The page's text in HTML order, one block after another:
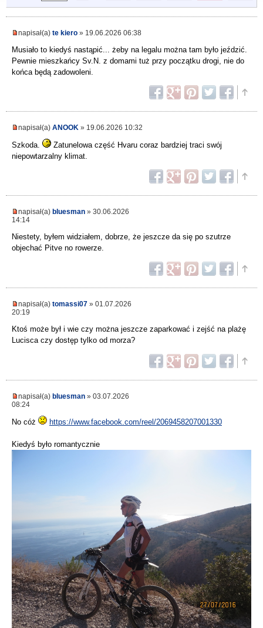
napisał(a) te kiero » 19.06.2026 06:38
Musiało to kiedyś nastąpić... żeby na legalu można tam było jeździć.
Pewnie mieszkańcy Sv.N. z domami tuż przy początku drogi, nie do
końca będą zadowoleni.
napisał(a) ANOOK » 19.06.2026 10:32
Szkoda.
Zatunelowa część Hvaru coraz bardziej traci swój
niepowtarzalny klimat.
napisał(a) bluesman » 30.06.2026
14:14
Niestety, byłem widziałem, dobrze, że jeszcze da się po szutrze
objechać Pitve no rowerze.
napisał(a) tomassi07 » 01.07.2026
20:19
Ktoś może był i wie czy można jeszcze zaparkować i zejść na plażę
Lucisca czy dostęp tylko od morza?
napisał(a) bluesman » 03.07.2026
08:24
No cóż https://www.facebook.com/reel/2069458207001330
Kiedyś było romantycznie